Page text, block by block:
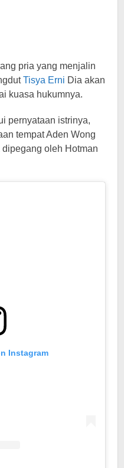
pria yang menjalin
Tisya Erni Dia akan
kuasa hukumnya.
pernyataan istrinya,
tempat Aden Wong
oleh Hotman
Instagram